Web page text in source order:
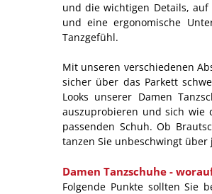
und die wichtigen Details,
und eine ergonomische
Tanzgefühl.
Mit unseren verschiedenen
sicher über das Parkett
Looks unserer Damen
auszuprobieren und sich wie
passenden Schuh. Ob
tanzen Sie unbeschwingt über
Damen Tanzschuhe -
Folgende Punkte sollten Sie